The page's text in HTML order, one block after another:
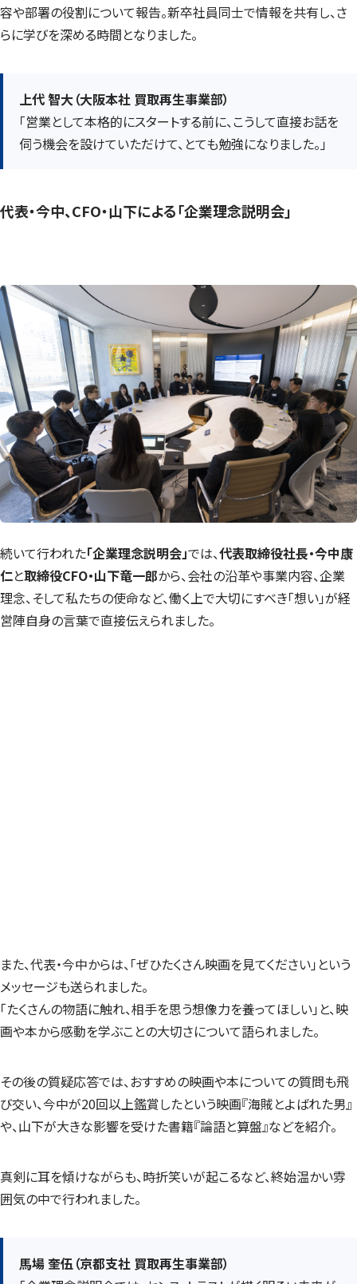
容や部署の役割について報告。新卒社員同士で情報を共有し、さ
らに学びを深める時間となりました。
上代 智大（大阪本社 買取再生事業部）
「営業として本格的にスタートする前に、こうして直接お話を
伺う機会を設けていただけて、とても勉強になりました。」
代表・今中、CFO・山下による「企業理念説明会」
続いて行われた「企業理念説明会」では、代表取締役社長・今中康
仁と取締役CFO・山下竜一郎から、会社の沿革や事業内容、企業
理念、そして私たちの使命など、働く上で大切にすべき「想い」が経
営陣自身の言葉で直接伝えられました。
また、代表・今中からは、「ぜひたくさん映画を見てください」という
メッセージも送られました。
「たくさんの物語に触れ、相手を思う想像力を養ってほしい」と、映
画や本から感動を学ぶことの大切さについて語られました。
その後の質疑応答では、おすすめの映画や本についての質問も飛
び交い、今中が20回以上鑑賞したという映画『海賊とよばれた男』
や、山下が大きな影響を受けた書籍『論語と算盤』などを紹介。
真剣に耳を傾けながらも、時折笑いが起こるなど、終始温かい雰
囲気の中で行われました。
馬場 奎伍（京都支社 買取再生事業部）